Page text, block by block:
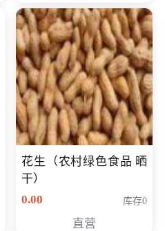
花生（农村绿色食品 晒
干）
0.00
库存0
直营